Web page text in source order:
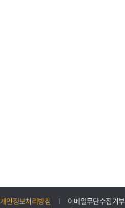
개인정보처리방침 이메일무단수집거부